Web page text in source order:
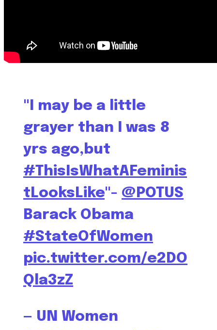
"I may be a little
grayer than I was 8
yrs ago,but
#ThisIsWhatAFeminis
tLooksLike"- @POTUS
Barack Obama
#StateOfWomen
pic.twitter.com/e2DO
Qla3zZ
— UN Women